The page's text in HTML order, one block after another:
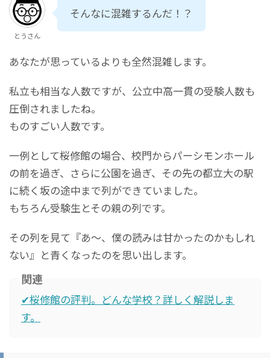
とうさん
そんなに混雑するんだ！？
あなたが思っているよりも全然混雑します。
私立も相当な人数ですが、公立中高一貫の受験人数も
圧倒されましたね。
ものすごい人数です。
一例として桜修館の場合、校門からパーシモンホール
の前を過ぎ、さらに公園を過ぎ、その先の都立大の駅
に続く坂の途中まで列ができていました。
もちろん受験生とその親の列です。
その列を見て『あ～、僕の読みは甘かったのかもしれ
ない』と青くなったのを思い出します。
関連
✔桜修館の評判。どんな学校？詳しく解説しま
す。